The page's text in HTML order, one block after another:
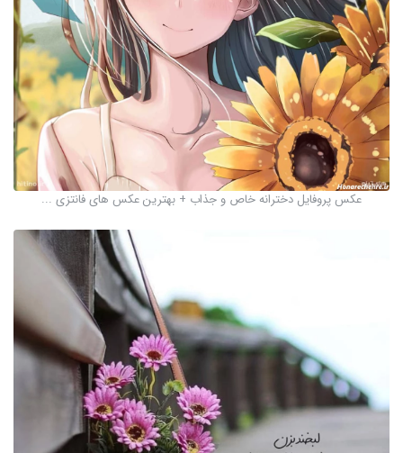
عکس پروفایل دخترانه خاص و جذاب + بهترین عکس های فانتزی ...